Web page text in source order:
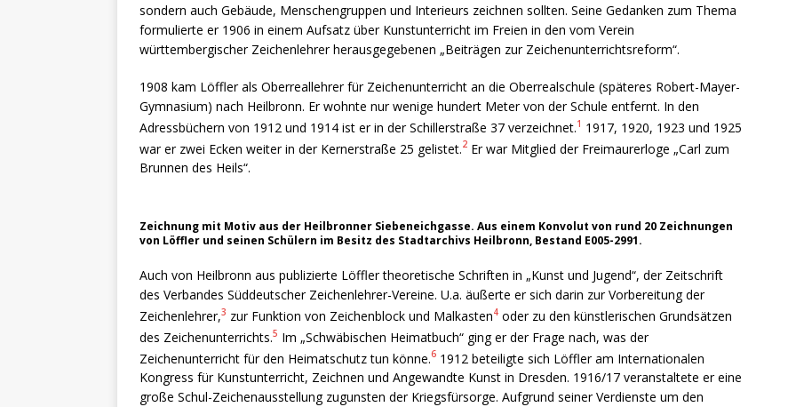
sondern auch Gebäude, Menschengruppen und Interieurs zeichnen sollten. Seine Gedanken zum Thema
formulierte er 1906 in einem Aufsatz über Kunstunterricht im Freien in den vom Verein
württembergischer Zeichenlehrer herausgegebenen „Beiträgen zur Zeichenunterrichtsreform“.
1908 kam Löffler als Oberreallehrer für Zeichenunterricht an die Oberrealschule (späteres Robert-Mayer-
Gymnasium) nach Heilbronn. Er wohnte nur wenige hundert Meter von der Schule entfernt. In den
Adressbüchern von 1912 und 1914 ist er in der Schillerstraße 37 verzeichnet.1 1917, 1920, 1923 und 1925
war er zwei Ecken weiter in der Kernerstraße 25 gelistet.2 Er war Mitglied der Freimaurerloge „Carl zum
Brunnen des Heils“.
Zeichnung mit Motiv aus der Heilbronner Siebeneichgasse. Aus einem Konvolut von rund 20 Zeichnungen
von Löffler und seinen Schülern im Besitz des Stadtarchivs Heilbronn, Bestand E005-2991.
Auch von Heilbronn aus publizierte Löffler theoretische Schriften in „Kunst und Jugend“, der Zeitschrift
des Verbandes Süddeutscher Zeichenlehrer-Vereine. U.a. äußerte er sich darin zur Vorbereitung der
Zeichenlehrer,3 zur Funktion von Zeichenblock und Malkasten4 oder zu den künstlerischen Grundsätzen
des Zeichenunterrichts.5 Im „Schwäbischen Heimatbuch“ ging er der Frage nach, was der
Zeichenunterricht für den Heimatschutz tun könne.6 1912 beteiligte sich Löffler am Internationalen
Kongress für Kunstunterricht, Zeichnen und Angewandte Kunst in Dresden. 1916/17 veranstaltete er eine
große Schul-Zeichenausstellung zugunsten der Kriegsfürsorge. Aufgrund seiner Verdienste um den